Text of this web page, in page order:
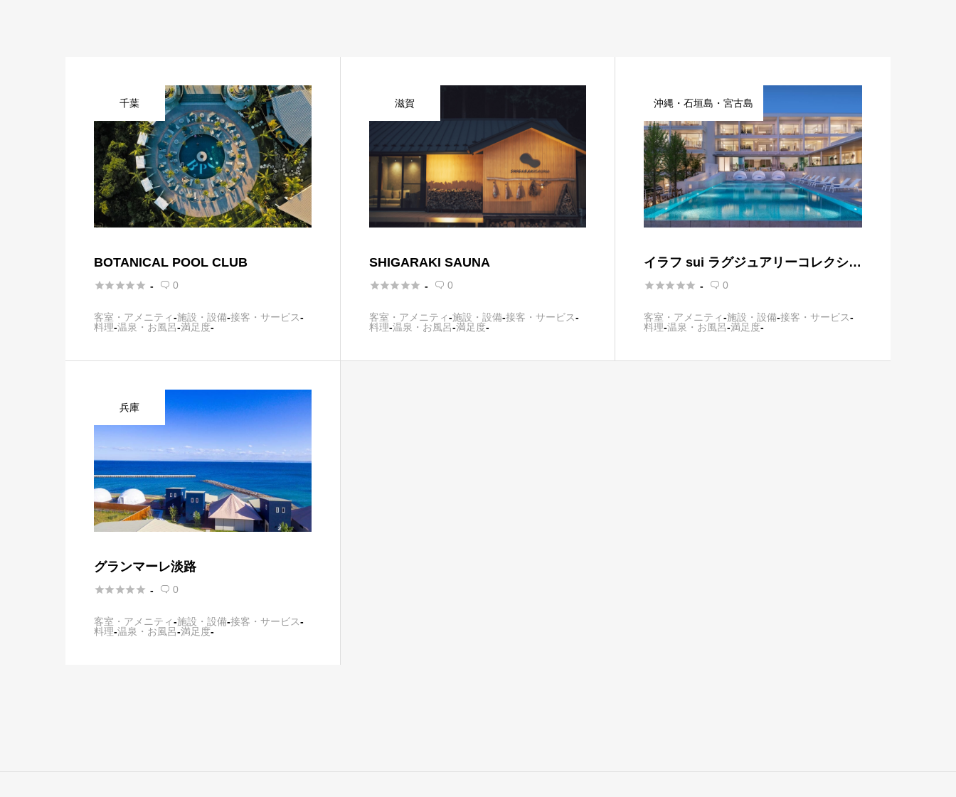
千葉
BOTANICAL POOL CLUB
 -  0
客室・アメニティ-施設・設備-接客・サービス-
料理-温泉・お風呂-満足度-
滋賀
SHIGARAKI SAUNA
 -  0
客室・アメニティ-施設・設備-接客・サービス-
料理-温泉・お風呂-満足度-
沖縄・石垣島・宮古島
イラフ sui ラグジュアリーコレクショ
ンホテル 沖縄宮古
 -  0
客室・アメニティ-施設・設備-接客・サービス-
料理-温泉・お風呂-満足度-
兵庫
グランマーレ淡路
 -  0
客室・アメニティ-施設・設備-接客・サービス-
料理-温泉・お風呂-満足度-